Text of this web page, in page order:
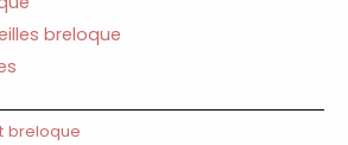
breloque
breloque